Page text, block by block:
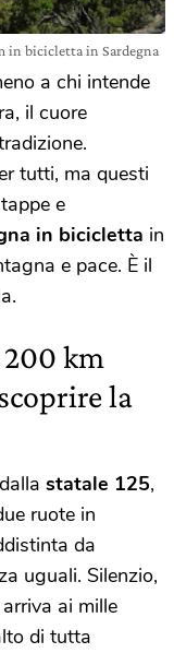
in bicicletta in Sardegna
a chi intende
il cuore
tutti, ma questi
e
in bicicletta in
e pace. È il
200 km
la
statale 125,
ruote in
da
uguali. Silenzio,
ai mille
di tutta